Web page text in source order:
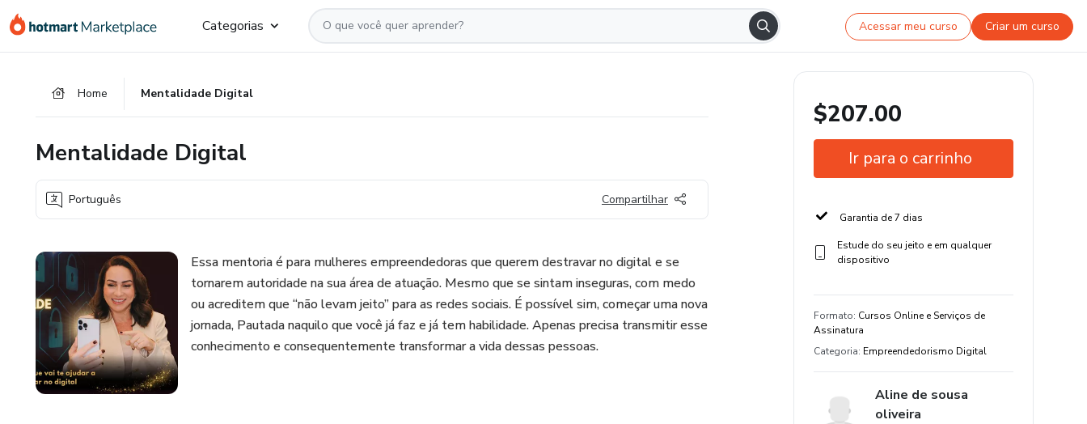
para
para
para
Categorias Acessar meu curso Criar um curso
Home Mentalidade Digital
Mentalidade Digital
Português Compartilhar
Essa mentoria é para mulheres empreendedoras que querem destravar no digital e se
tornarem autoridade na sua área de atuação. Mesmo que se sintam inseguras, com medo
ou acreditem que “não levam jeito” para as redes sociais. É possível sim, começar uma nova
jornada, Pautada naquilo que você já faz e já tem habilidade. Apenas precisa transmitir esse
conhecimento e consequentemente transformar a vida dessas pessoas.
$207.00
Ir para o carrinho
Garantia de 7 dias
Estude do seu jeito e em qualquer
dispositivo
Formato: Cursos Online e Serviços de
Assinatura
Categoria: Empreendedorismo Digital
Aline de sousa
oliveira